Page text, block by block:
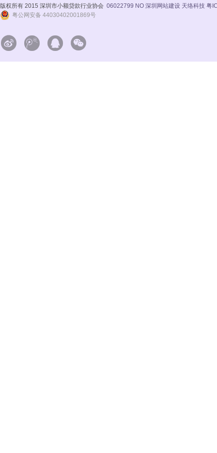
版权所有 2015 深圳市小额贷款行业协会 06022799 NO 深圳网站建设 天络科技 粤
粤公网安备 44030402001869号
   